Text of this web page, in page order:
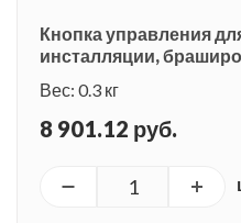
Кнопка управления
инсталляции,
Вес: 0.3 кг
8 901.12 руб.